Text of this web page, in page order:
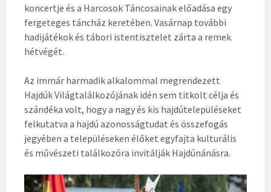
koncertje és a Harcosok Táncosainak előadása egy
fergeteges táncház keretében. Vasárnap további
hadijátékok és tábori istentisztelet zárta a remek
hétvégét.
Az immár harmadik alkalommal megrendezett
Hajdúk Világtalálkozójának idén sem titkolt célja és
szándéka volt, hogy a nagy és kis hajdútelepüléseket
felkutatva a hajdú azonosságtudat és összefogás
jegyében a településeken élőket egyfajta kulturális
és művészeti találkozóra invitálják Hajdúnánásra.